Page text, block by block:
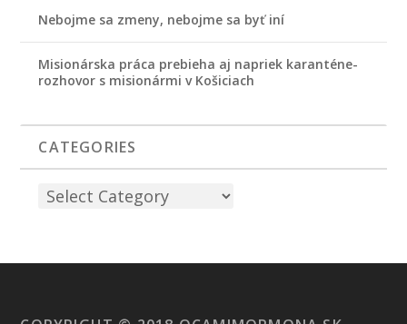
Nebojme sa zmeny, nebojme sa byť iní
Misionárska práca prebieha aj napriek karanténe-
rozhovor s misionármi v Košiciach
CATEGORIES